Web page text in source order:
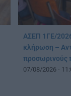
ΑΣΕΠ 1ΓΕ/
κλήρωση –
προσωρινούς
07/08/2026 -